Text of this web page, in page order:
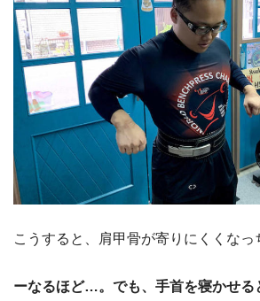
こうすると、肩甲骨が寄りにくくなっ
ーなるほど…。でも、手首を寝かせる